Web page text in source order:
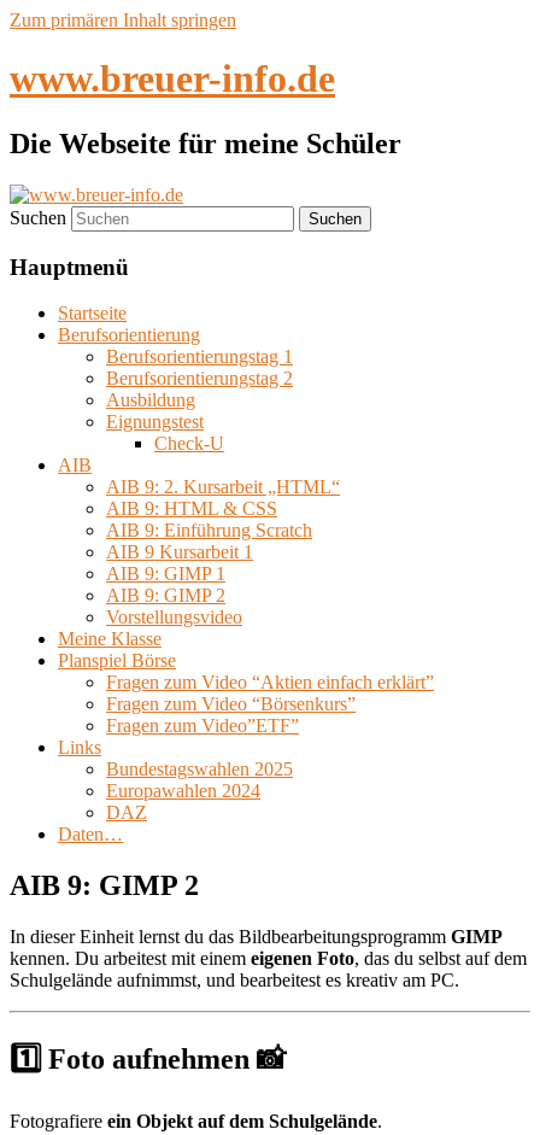
Zum primären Inhalt springen
www.breuer-info.de
Die Webseite für meine Schüler
Suchen
Hauptmenü
Startseite
Berufsorientierung
Berufsorientierungstag 1
Berufsorientierungstag 2
Ausbildung
Eignungstest
Check-U
AIB
AIB 9: 2. Kursarbeit „HTML“
AIB 9: HTML & CSS
AIB 9: Einführung Scratch
AIB 9 Kursarbeit 1
AIB 9: GIMP 1
AIB 9: GIMP 2
Vorstellungsvideo
Meine Klasse
Planspiel Börse
Fragen zum Video “Aktien einfach erklärt”
Fragen zum Video “Börsenkurs”
Fragen zum Video”ETF”
Links
Bundestagswahlen 2025
Europawahlen 2024
DAZ
Daten…
AIB 9: GIMP 2
In dieser Einheit lernst du das Bildbearbeitungsprogramm GIMP
kennen. Du arbeitest mit einem eigenen Foto, das du selbst auf dem
Schulgelände aufnimmst, und bearbeitest es kreativ am PC.
1️⃣ Foto aufnehmen 📸
Fotografiere ein Objekt auf dem Schulgelände.